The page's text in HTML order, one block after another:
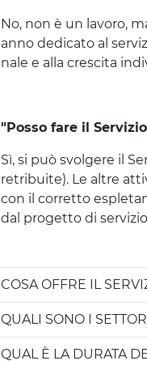
No, non è un lavo­ro,
anno dedi­ca­to al
na­le e alla cre­sci­ta
"Posso fare il
Sì, si può svol­ge­re il
retri­bui­te). Le altre
con il cor­ret­to
dal pro­get­to di
COSA OFFRE IL
QUALI SONO I
QUAL È LA DURATA